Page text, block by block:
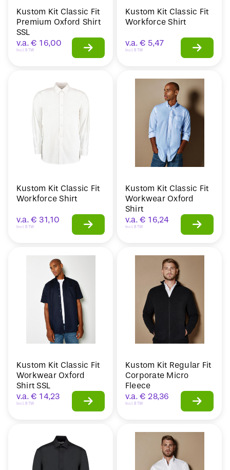
Kustom Kit Classic Fit
Premium Oxford Shirt
SSL
v.a. € 16,00
Incl. BTW
Kustom Kit Classic Fit
Workforce Shirt
v.a. € 5,47
Incl. BTW
Kustom Kit Classic Fit
Workforce Shirt
v.a. € 31,10
Incl. BTW
Kustom Kit Classic Fit
Workwear Oxford
Shirt
v.a. € 16,24
Incl. BTW
Kustom Kit Classic Fit
Workwear Oxford
Shirt SSL
v.a. € 14,23
Incl. BTW
Kustom Kit Regular Fit
Corporate Micro
Fleece
v.a. € 28,36
Incl. BTW